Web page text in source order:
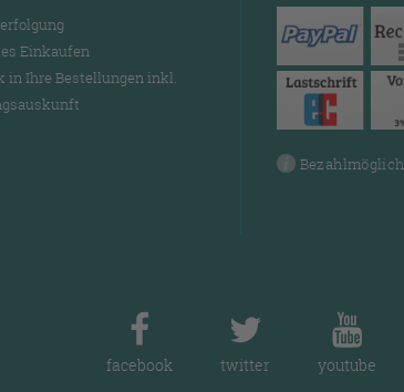
Einkaufen
in Ihre Bestellungen inkl.
facebook twitter youtube